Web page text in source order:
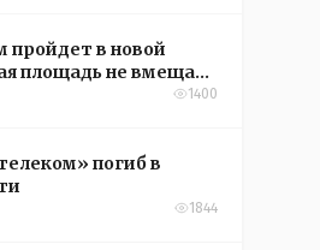
пройдет в новой
площадь не вмещает
1400
погиб в
1844